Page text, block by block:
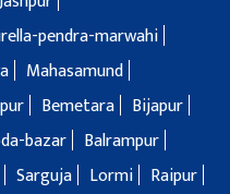
pendra-marwahi
Mahasamund
Bemetara
Bijapur
bazar
Balrampur
Sarguja Lormi
Raipur